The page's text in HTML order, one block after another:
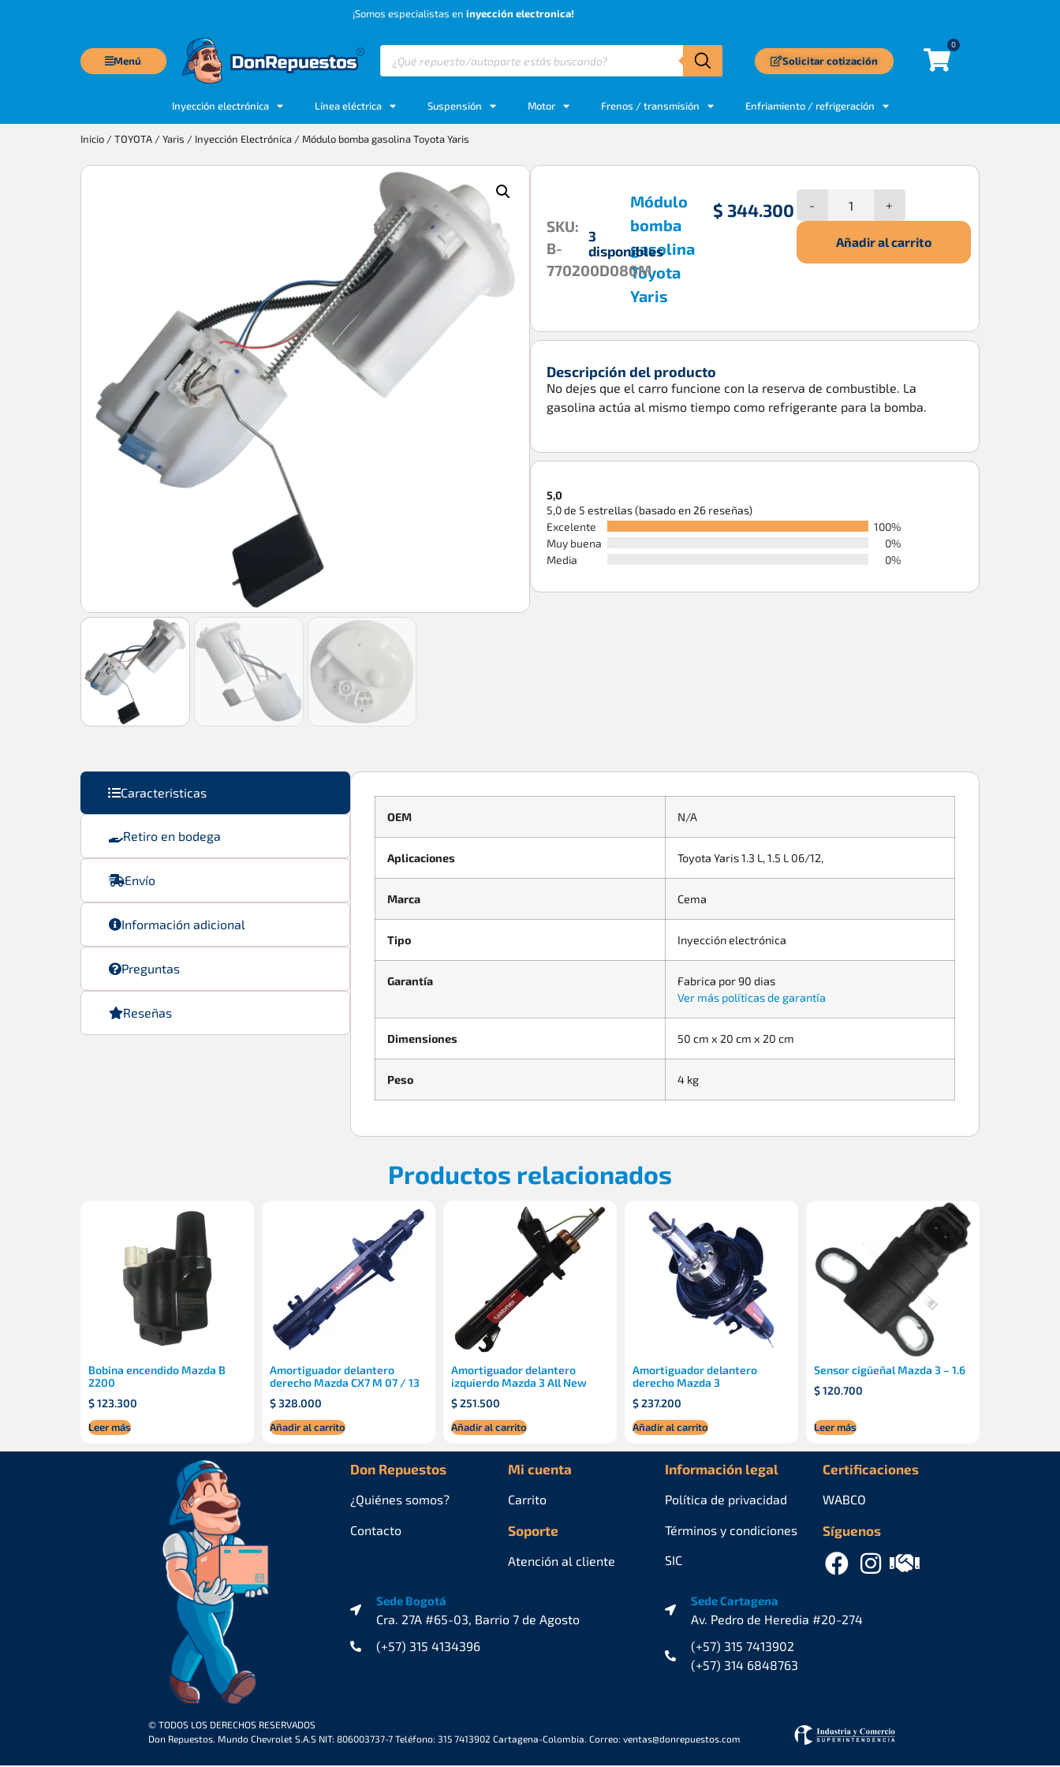
¡Somos especialistas en inyección electronica!
Menú Solicitar cotización
0
Inyección electrónica Línea eléctrica Suspensión Motor Frenos / transmisión Enfriamiento / refrigeración
Inicio /TOYOTA /Yaris / Inyección Electrónica / Módulo bomba gasolina Toyota Yaris
Módulo
bomba
gasolina
Toyota
Yaris
$ 344.300
SKU:
B-
770200D080M
3
disponibles
- +
Añadir al carrito
Descripción del producto
No dejes que el carro funcione con la reserva de combustible. La
gasolina actúa al mismo tiempo como refrigerante para la bomba.
5,0
5,0 de 5 estrellas (basado en 26 reseñas)
Excelente
100%
Muy buena
0%
Media
0%
Caracteristicas
Retiro en bodega
Envío
Información adicional
Preguntas
Reseñas
OEM N/A
Aplicaciones Toyota Yaris 1.3 L, 1.5 L 06/12,
Marca Cema
Tipo Inyección electrónica
Garantía
Fabrica por 90 dias
Ver más políticas de garantía
Dimensiones 50 cm x 20 cm x 20 cm
Peso 4 kg
Productos relacionados
Bobina encendido Mazda B
2200
$123.300
Leer más
Amortiguador delantero
derecho Mazda CX7 M 07 / 13
$328.000
Añadir al carrito
Amortiguador delantero
izquierdo Mazda 3 All New
$251.500
Añadir al carrito
Amortiguador delantero
derecho Mazda 3
$237.200
Añadir al carrito
Sensor cigüeñal Mazda 3 – 1.6
$120.700
Leer más
Don Repuestos
¿Quiénes somos?
Contacto
Mi cuenta
Carrito
Soporte
Atención al cliente
Información legal
Política de privacidad
Términos y condiciones
SIC
Certificaciones
Síguenos
WABCO
Sede Bogotá
Cra. 27A #65-03, Barrio 7 de Agosto
(+57) 315 4134396
Sede Cartagena
Av. Pedro de Heredia #20-274
(+57) 315 7413902
(+57) 314 6848763
© TODOS LOS DERECHOS RESERVADOS
Don Repuestos. Mundo Chevrolet S.A.S NIT: 806003737-7 Teléfono: 315 7413902 Cartagena-Colombia. Correo: ventas@donrepuestos.com